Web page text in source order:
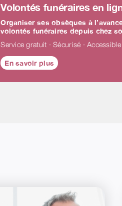
Volontés funéraires en
Organiser ses obsèques à
volontés funéraires depuis chez
Service gratuit · Sécurisé ·
En savoir plus